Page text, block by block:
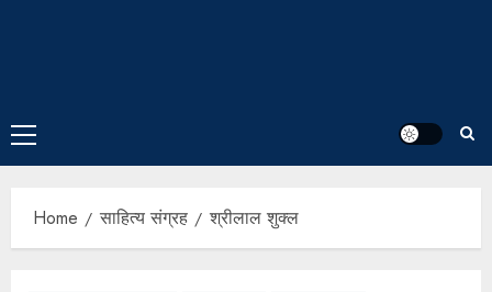
Home साहित्य संग्रह श्रीलाल शुक्ल